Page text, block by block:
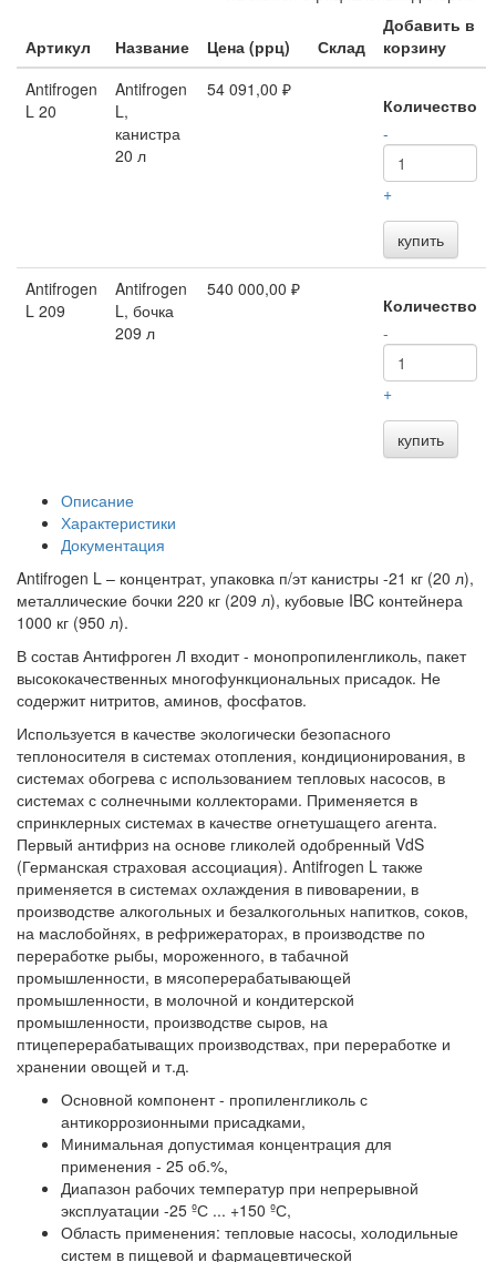
Артикул Название Цена (ррц) Склад
Добавить в
корзину
Antifrogen
L 20
Antifrogen
L,
канистра
20 л
54 091,00 ₽
Количество
-
+
купить
Antifrogen
L 209
Antifrogen
L, бочка
209 л
540 000,00 ₽
Количество
-
+
купить
Описание
Характеристики
Документация
Antifrogen L – концентрат, упаковка п/эт канистры -21 кг (20 л),
металлические бочки 220 кг (209 л), кубовые IBC контейнера
1000 кг (950 л).
В состав Антифроген Л входит - монопропиленгликоль, пакет
высококачественных многофункциональных присадок. Не
содержит нитритов, аминов, фосфатов.
Используется в качестве экологически безопасного
теплоносителя в системах отопления, кондиционирования, в
системах обогрева с использованием тепловых насосов, в
системах с солнечными коллекторами. Применяется в
спринклерных системах в качестве огнетушащего агента.
Первый антифриз на основе гликолей одобренный VdS
(Германская страховая ассоциация). Antifrogen L также
применяется в системах охлаждения в пивоварении, в
производстве алкогольных и безалкогольных напитков, соков,
на маслобойнях, в рефрижераторах, в производстве по
переработке рыбы, мороженного, в табачной
промышленности, в мясоперерабатывающей
промышленности, в молочной и кондитерской
промышленности, производстве сыров, на
птицеперерабатыващих производствах, при переработке и
хранении овощей и т.д.
Основной компонент - пропиленгликоль с
антикоррозионными присадками,
Минимальная допустимая концентрация для
применения - 25 об.%,
Диапазон рабочих температур при непрерывной
эксплуатации -25 ºС ... +150 ºС,
Область применения: тепловые насосы, холодильные
систем в пищевой и фармацевтической